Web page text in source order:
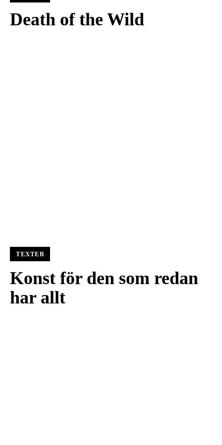
Death of the Wild
TEXTER
Konst för den som redan
har allt